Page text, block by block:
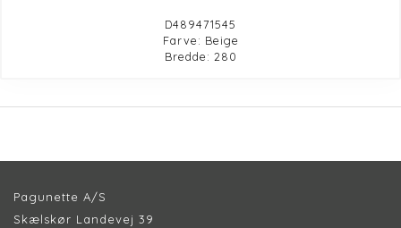
D489471545
Farve: Beige
Bredde: 280
Pagunette A/S
Skælskør Landevej 39